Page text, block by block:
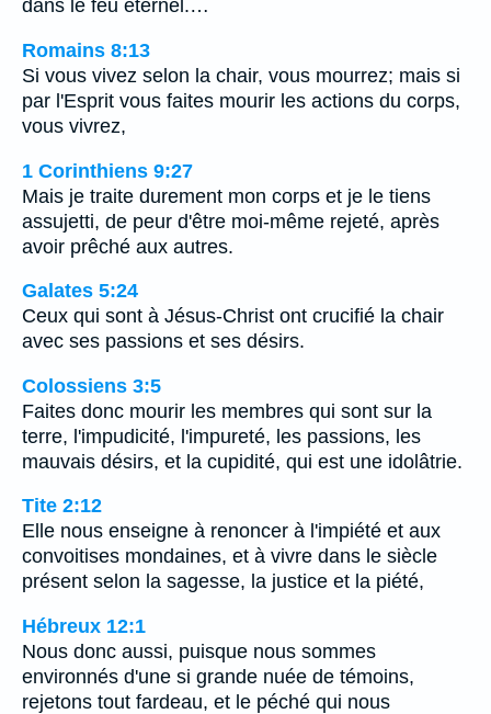
dans le feu éternel.…
Romains 8:13
Si vous vivez selon la chair, vous mourrez; mais si
par l'Esprit vous faites mourir les actions du corps,
vous vivrez,
1 Corinthiens 9:27
Mais je traite durement mon corps et je le tiens
assujetti, de peur d'être moi-même rejeté, après
avoir prêché aux autres.
Galates 5:24
Ceux qui sont à Jésus-Christ ont crucifié la chair
avec ses passions et ses désirs.
Colossiens 3:5
Faites donc mourir les membres qui sont sur la
terre, l'impudicité, l'impureté, les passions, les
mauvais désirs, et la cupidité, qui est une idolâtrie.
Tite 2:12
Elle nous enseigne à renoncer à l'impiété et aux
convoitises mondaines, et à vivre dans le siècle
présent selon la sagesse, la justice et la piété,
Hébreux 12:1
Nous donc aussi, puisque nous sommes
environnés d'une si grande nuée de témoins,
rejetons tout fardeau, et le péché qui nous